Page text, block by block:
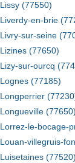
(77550)
en-brie
sur-seine
(77650)
sur-ourcq
(77185)
(77650)
le-bocage-
villegruis-
(77520)